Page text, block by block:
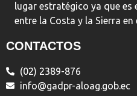
lugar estratégico ya que es
entre la Costa y la Sierra
CONTACTOS
(02) 2389-876
info@gadpr-aloag.gob.ec